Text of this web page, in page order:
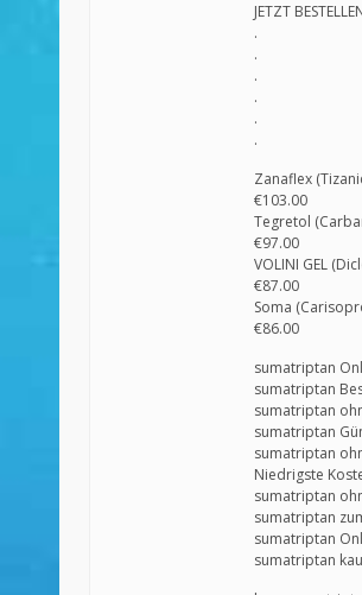
JETZT
.
.
.
.
.
.
Zanaflex
€103.00
Tegretol
€97.00
VOLINI GEL
€87.00
Soma
€86.00
sumatriptan
sumatriptan
sumatriptan
sumatriptan
sumatriptan
Niedrigste
sumatriptan
sumatriptan
sumatriptan
sumatriptan